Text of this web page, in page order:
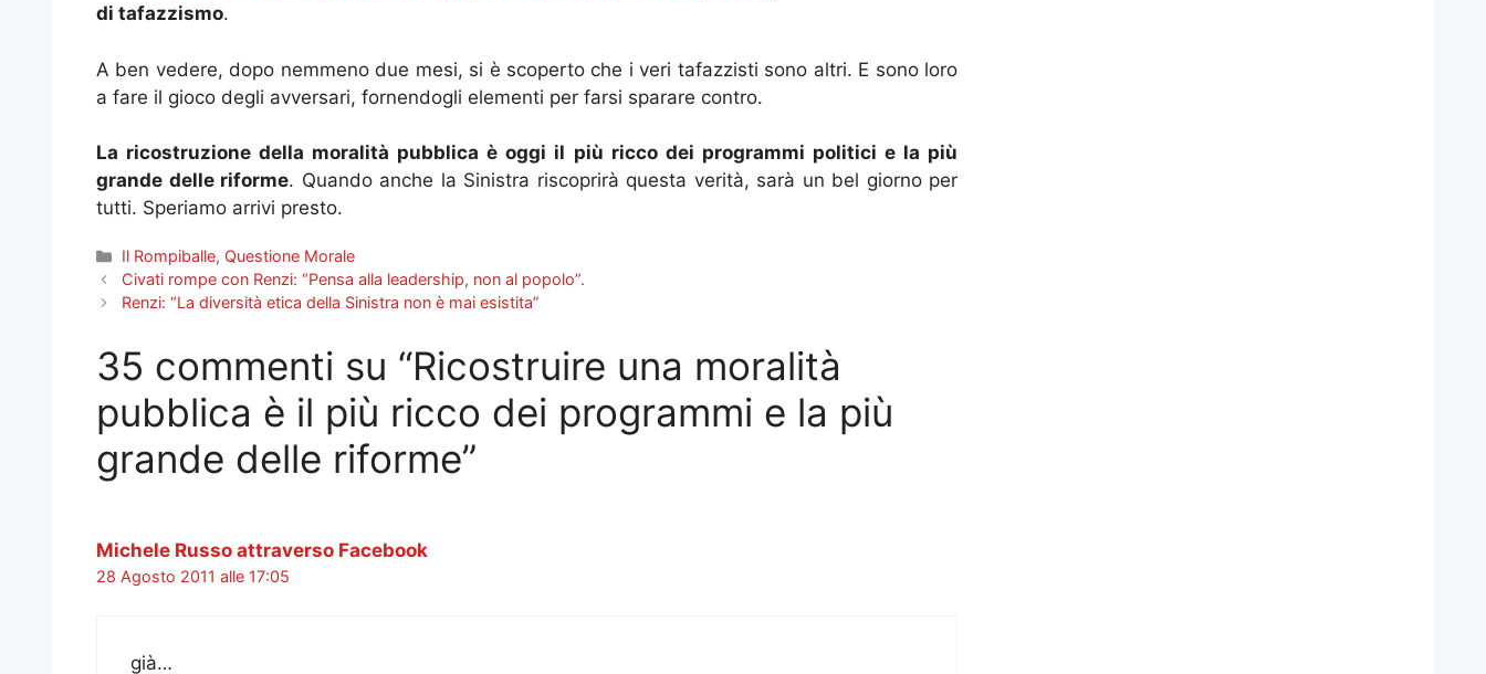
di tafazzismo.
A ben vedere, dopo nemmeno due mesi, si è scoperto che i veri tafazzisti sono altri. E sono loro
a fare il gioco degli avversari, fornendogli elementi per farsi sparare contro.
La ricostruzione della moralità pubblica è oggi il più ricco dei programmi politici e la più
grande delle riforme. Quando anche la Sinistra riscoprirà questa verità, sarà un bel giorno per
tutti. Speriamo arrivi presto.
Categorie
Il Rompiballe, Questione Morale
Civati rompe con Renzi: “Pensa alla leadership, non al popolo”.
Renzi: “La diversità etica della Sinistra non è mai esistita”
35 commenti su “Ricostruire una moralità
pubblica è il più ricco dei programmi e la più
grande delle riforme”
Michele Russo attraverso Facebook
28 Agosto 2011 alle 17:05
già…